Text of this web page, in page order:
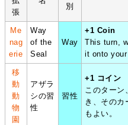
張
別
Me
nag
erie
Way
of the
Seal
Way
+1 Coin
This turn,
it onto
移
動
動
物
園
アザラ
シの習
性
習性
+1 コイン
このターン
き、そのカ
もよい。